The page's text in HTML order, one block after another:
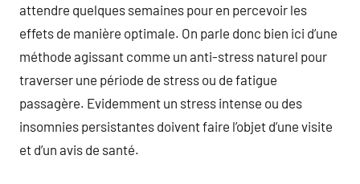
attendre quelques semaines pour en percevoir les
effets de manière optimale. On parle donc bien ici d’une
méthode agissant comme un anti-stress naturel pour
traverser une période de stress ou de fatigue
passagère. Evidemment un stress intense ou des
insomnies persistantes doivent faire l’objet d’une visite
et d’un avis de santé.